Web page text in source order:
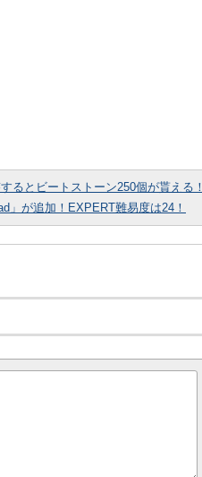
るとビートストーン250個が貰える！
」が追加！EXPERT難易度は24！